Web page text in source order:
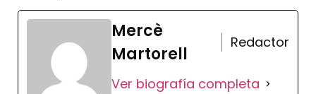
Mercè
Martorell
Redactor
Ver biografía completa